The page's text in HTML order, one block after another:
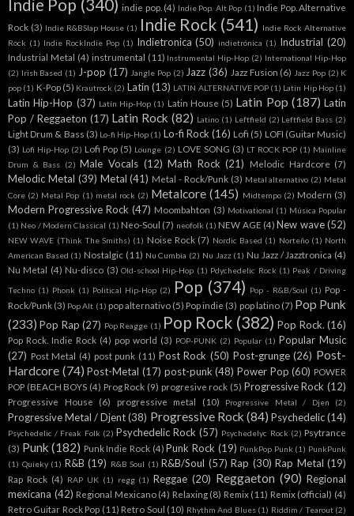
Indie Pop (340) indie pop. (4) Indie Pop. Alt Pop (1) Indie Pop. Alternative
Rock (3) Indie R&BSlap House (1) Indie Rock (541) Indie Rock Alternative
Rock (1) Indie RockIndie Pop (1) Indietronica (50) indietrónica (1) Industrial (20)
Industrial Metal (4) instrumental (11) Instrumental Hip-Hop (2) International Hip-Hop
(2) Irish Based (1) J-pop (17) Jangle Pop (2) Jazz (36) Jazz Fusion (6) Jazz Pop (2) K
pop (1) K-Pop (5) Krautrock (2) Latin (13) LATIN ALTERNATIVE POP (1) Latin Hip Hop (1)
Latin Hip-Hop (37) Latín Hip-Hop (1) Latin House (5) Latin Pop (187) Latin
Pop / Reggaeton (17) Latin Rock (82) Latino (1) Leftfield (2) Leftfield Bass (2)
Light Drum & Bass (3) Lo-fi Hip-Hop (1) Lo-fi Rock (16) Lofi (5) LOFI (Guitar Music)
(3) Lofi Hip-Hop (2) Lofi Pop (5) Lounge (2) LOVE SONG (3) LT ROCK POP (1) Mainline
Drum & Bass (2) Male Vocals (12) Math Rock (21) Melodic Hardcore (7)
Melodic Metal (39) Metal (41) Metal - Rock/Punk (3) Metal alternativo (2) Metal
Core (2) Metal Pop (1) metal rock (2) Metalcore (145) Midtempo (2) Modern (3)
Modern Progressive Rock (47) Moombahton (3) Motivational (1) Música Popular
(1) Neo / Modern Classical (1) Neo-Soul (7) neofolk (1) NEW AGE (4) New wave (52)
NEW WAVE (Think The Smiths) (1) Noise Rock (7) Nordic Based (1) Norteño (1) North
American Based (1) Nostalgic (11) Nu Cumbia (2) Nu Jazz (1) Nu Jazz / Jazztronica (4)
Nu Metal (4) Nu-disco (3) Old-school Hip-Hop (1) Pdychedelic Rock (1) Peak / Driving
Techno (1) Phonk (1) Political Hip-Hop (2) Pop (374) Pop - R&B/Soul (1) Pop -
Rock/Punk (3) Pop Alt (1) pop alternativo (5) Pop indie (3) pop latino (7) Pop Punk
(233) Pop Rap (27) Pop Reagge (1) Pop Rock (382) Pop Rock. (16)
Pop Rock. Indie Rock (4) pop world (3) POP-PUNK (2) Popular (1) Popular Music
(27) Post Metal (4) post punk (11) Post Rock (50) Post-grunge (26) Post-
Hardcore (74) Post-Metal (17) post-punk (48) Power Pop (60) POWER
POP (BEACH BOYS (4) Prog Rock (9) progresive rock (5) Progressive Rock (12)
Progressive House (6) progressive metal (10) Progressive Metal / Djen (2)
Progressive Metal / Djent (38) Progressive Rock (84) Psychedelic(14)
Psychedelic / Freak Folk (2) Psychedelic Rock (57) Psychedelyc Rock (2) Psytrance
(3) Punk (182) Punk Indie Rock (4) Punk Rock (19) PunkPop Punk (1) PunkPunk
(1) Quieky (1) R&B (19) R&B Soul (1) R&B/Soul (57) Rap (30) Rap Metal (19)
Rap Rock (4) RAP UK (1) regg (1) Reggae (20) Reggaeton (90) Regional
mexicana (42) Regional Mexicano (4) Relaxing (8) Remix (11) Remix (official) (4)
Retro Guitar Rock Pop (11) Retro Soul (10) Rhythm And Blues (1) Riddim / Tearout (2)